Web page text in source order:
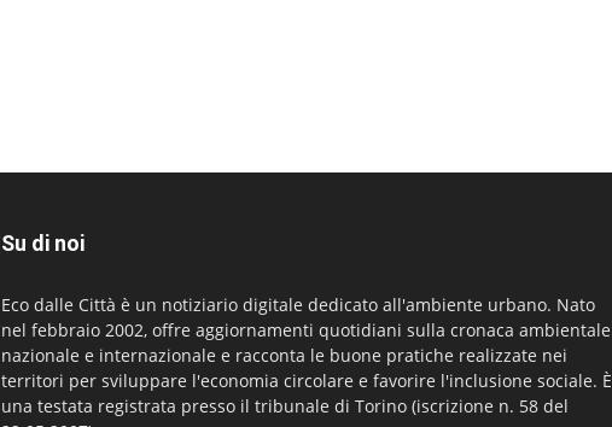
Su di noi
Eco dalle Città è un notiziario digitale dedicato all'ambiente urbano. Nato
nel febbraio 2002, offre aggiornamenti quotidiani sulla cronaca ambientale
nazionale e internazionale e racconta le buone pratiche realizzate nei
territori per sviluppare l'economia circolare e favorire l'inclusione sociale. È
una testata registrata presso il tribunale di Torino (iscrizione n. 58 del